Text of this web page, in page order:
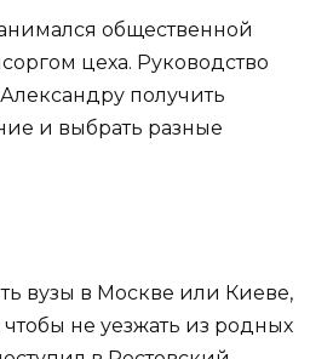
общественной
цеха. Руководство
получить
и выбрать разные
вузы в Москве или Киеве,
не уезжать из родных